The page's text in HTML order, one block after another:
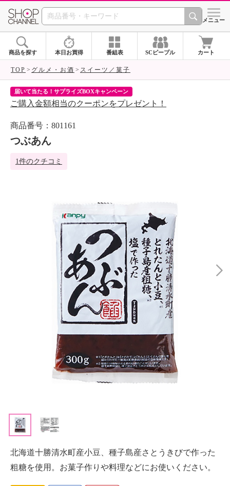
SHOP CHANNEL シメニュー
商品を探す 本日お買得 番組表 SCピープル カート
TOP グルメ・お酒 スイーツ／菓子
届いて当たる！サプライズBOXキャンペーン
ご購入金額相当のクーポンをプレゼント！
商品番号：801161
つぶあん
1件のクチコミ
北海道十勝清水町産小豆、種子島産さとうきびで作った
粗糖を使用。お菓子作りや料理などにお使いください。